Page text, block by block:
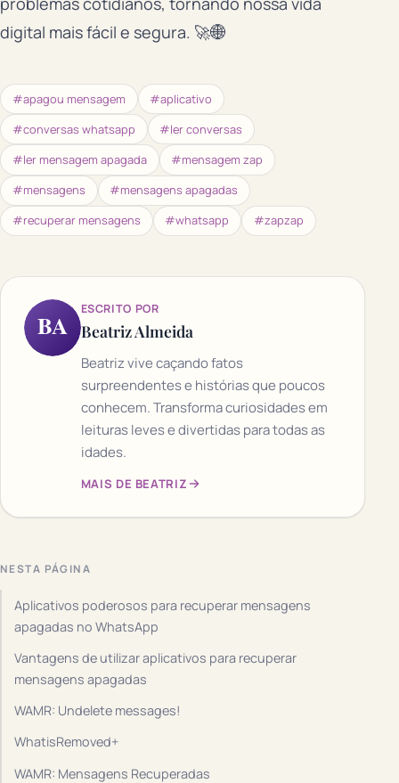
digital mais fácil e segura. 🚀🌐
#apagou mensagem
#aplicativo
#conversas whatsapp
#ler conversas
#ler mensagem apagada
#mensagem zap
#mensagens
#mensagens apagadas
#recuperar mensagens
#whatsapp #zapzap
BA
ESCRITO POR
Beatriz Almeida
Beatriz vive caçando fatos
surpreendentes e histórias que poucos
conhecem. Transforma curiosidades em
leituras leves e divertidas para todas as
idades.
MAIS DE BEATRIZ
NESTA PÁGINA
Aplicativos poderosos para recuperar mensagens
apagadas no WhatsApp
Vantagens de utilizar aplicativos para recuperar
mensagens apagadas
WAMR: Undelete messages!
WhatisRemoved+
WAMR: Mensagens Recuperadas